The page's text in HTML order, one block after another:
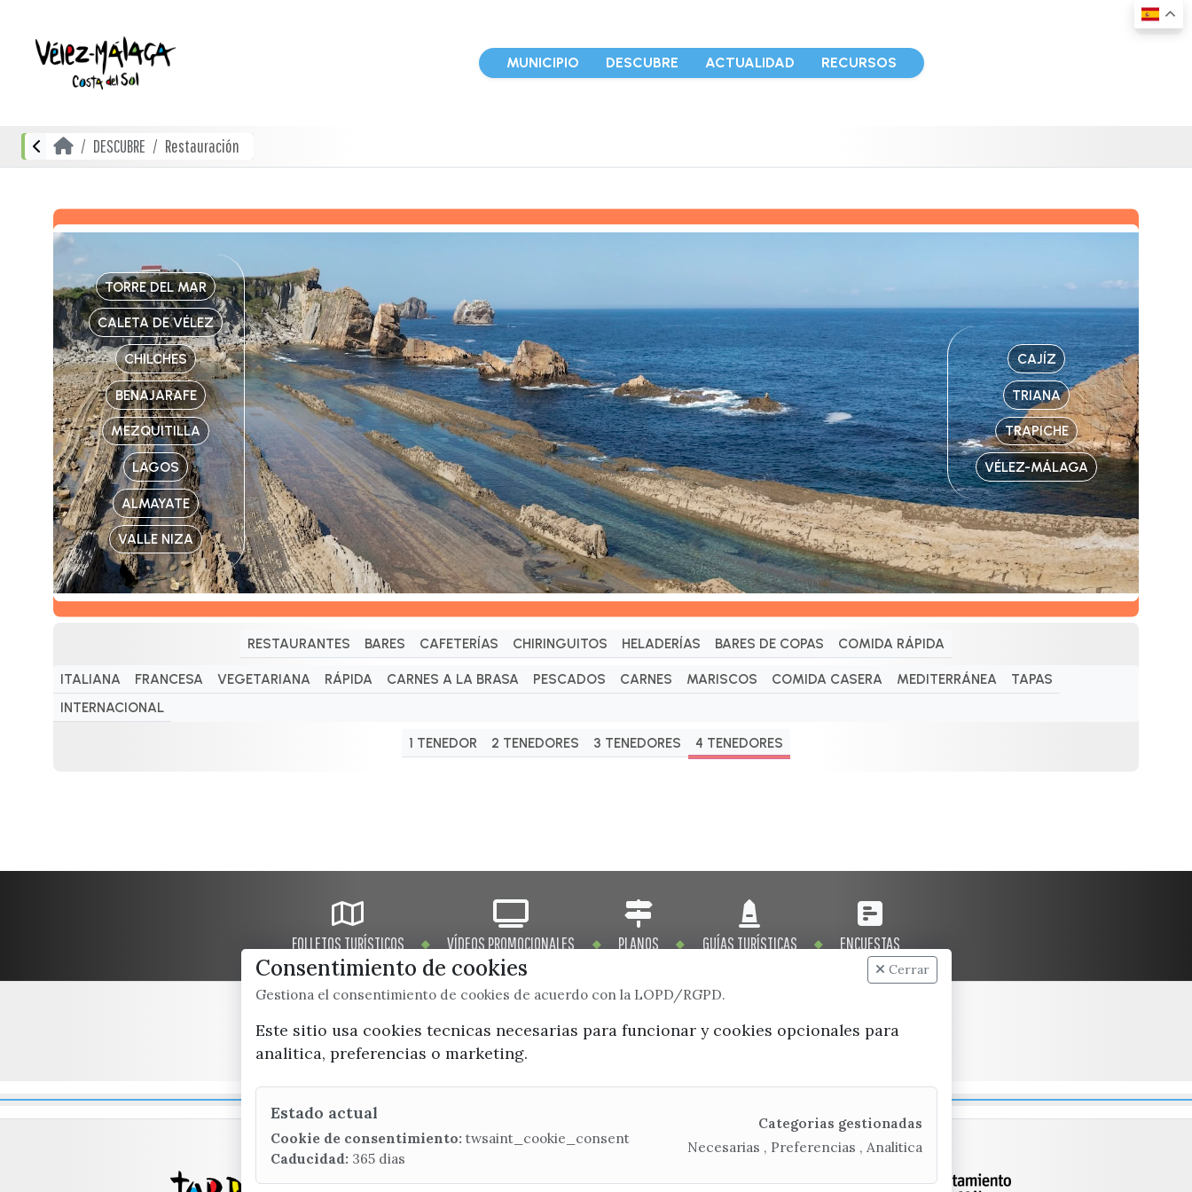
MUNICIPIO DESCUBRE ACTUALIDAD RECURSOS
DESCUBRE Restauración
TORRE DEL MAR
CALETA DE VÉLEZ
CHILCHES
BENAJARAFE
MEZQUITILLA
LAGOS
ALMAYATE
VALLE NIZA
CAJÍZ
TRIANA
TRAPICHE
VÉLEZ-MÁLAGA
RESTAURANTES BARES CAFETERÍAS CHIRINGUITOS HELADERÍAS BARES DE COPAS COMIDA RÁPIDA
ITALIANA FRANCESA VEGETARIANA RÁPIDA CARNES A LA BRASA PESCADOS CARNES MARISCOS COMIDA CASERA MEDITERRÁNEA
TAPAS
INTERNACIONAL
1 TENEDOR 2 TENEDORES 3 TENEDORES 4 TENEDORES
FOLLETOS TURÍSTICOS VÍDEOS PROMOCIONALES PLANOS GUÍAS TURÍSTICAS ENCUESTAS
x / twitter
Consentimiento de cookies
Gestiona el consentimiento de cookies de acuerdo con la LOPD/RGPD.
Cerrar
Este sitio usa cookies tecnicas necesarias para funcionar y cookies opcionales para
analitica, preferencias o marketing.
Estado actual
Cookie de consentimiento: twsaint_cookie_consent
Caducidad: 365 dias
Categorias gestionadas
Necesarias , Preferencias , Analitica